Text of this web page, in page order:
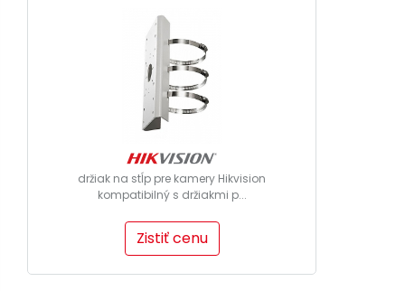
držiak na stĺp pre kamery Hikvision
kompatibilný s držiakmi p...
Zistiť cenu